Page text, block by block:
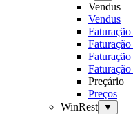
Vendus
Vendus
Preçário
Preços
WinRest
▼